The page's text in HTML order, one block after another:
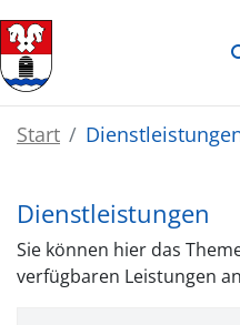
Zum Hauptinhalt springen
Start
Dienstleistungen
Sie können hier das
verfügbaren Leistungen